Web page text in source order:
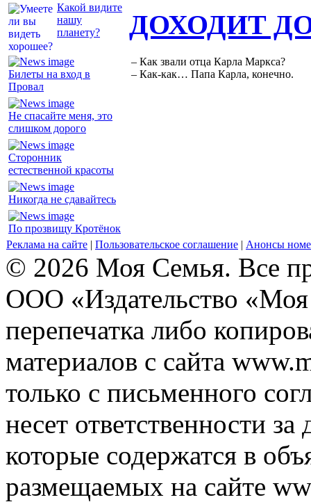
Какой видите
нашу
планету?
Билеты на вход в
Провал
Не спасайте меня, это
слишком дорого
Сторонник
естественной красоты
Никогда не сдавайтесь
По прозвищу Кротёнок
ДОХОДИТ
– Как звали отца Карла Маркса?
– Как-как… Папа Карла, конечно.
Реклама на сайте | Пользовательское соглашение | Анонсы
© 2026 Моя Семья. Все
ООО «Издательство
перепечатка либо
материалов с сайта
только с письменного
несет ответственности
которые содержатся в
размещаемых на сайте